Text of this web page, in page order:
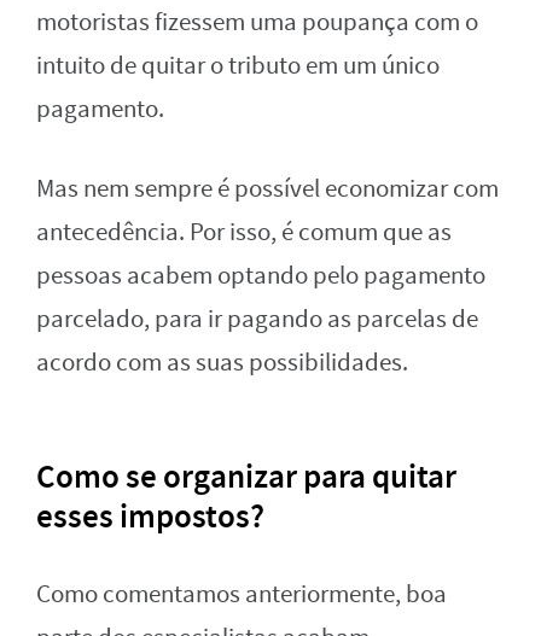
motoristas fizessem uma poupança com o
intuito de quitar o tributo em um único
pagamento.
Mas nem sempre é possível economizar com
antecedência. Por isso, é comum que as
pessoas acabem optando pelo pagamento
parcelado, para ir pagando as parcelas de
acordo com as suas possibilidades.
Como se organizar para quitar
esses impostos?
Como comentamos anteriormente, boa